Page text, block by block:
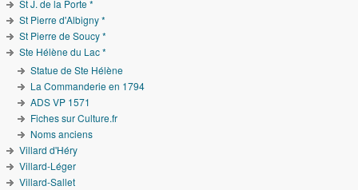
St J. de la Porte *
St Pierre d'Albigny *
St Pierre de Soucy *
Ste Hélène du Lac *
Statue de Ste Hélène
La Commanderie en 1794
ADS VP 1571
Fiches sur Culture.fr
Noms anciens
Villard d'Héry
Villard-Léger
Villard-Sallet